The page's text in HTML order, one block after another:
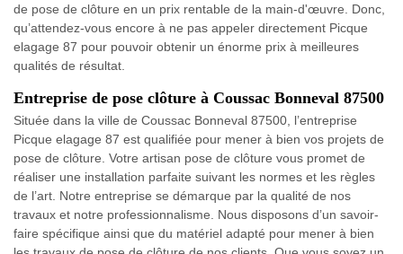
de pose de clôture en un prix rentable de la main-d'œuvre. Donc,
qu’attendez-vous encore à ne pas appeler directement Picque
elagage 87 pour pouvoir obtenir un énorme prix à meilleures
qualités de résultat.
Entreprise de pose clôture à Coussac Bonneval 87500
Située dans la ville de Coussac Bonneval 87500, l’entreprise
Picque elagage 87 est qualifiée pour mener à bien vos projets de
pose de clôture. Votre artisan pose de clôture vous promet de
réaliser une installation parfaite suivant les normes et les règles
de l’art. Notre entreprise se démarque par la qualité de nos
travaux et notre professionnalisme. Nous disposons d’un savoir-
faire spécifique ainsi que du matériel adapté pour mener à bien